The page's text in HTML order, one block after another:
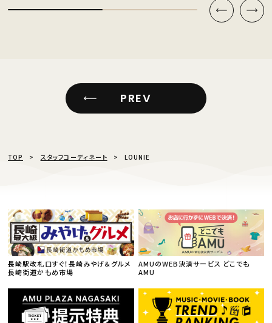
PREV
TOP スタッフコーディネート LOUNIE
長崎駅改札口すぐ！長崎みやげ＆グルメ
長崎街道かもめ市場
AMUのWEB決済サービス どこでも
AMU